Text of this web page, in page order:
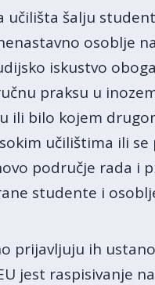
šalju
osoblje
iskustvo
praksu u
bilo kojem
učilištima ili
područje rada i
studente i
prijavljuju ih
jest raspisivanje